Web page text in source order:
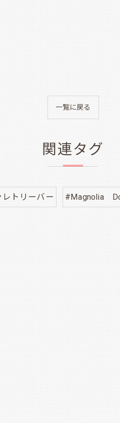
一覧に戻る
関連タグ
トリーバー #Magnolia